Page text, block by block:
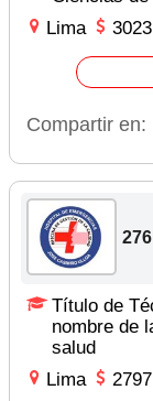
Lima
3023
Compartir en:
Título de
nombre de
salud
Lima
2797